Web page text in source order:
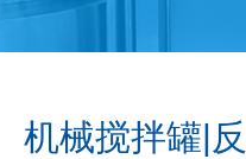
机械搅拌罐|